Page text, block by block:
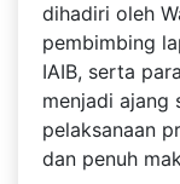
dihadiri oleh
pembimbing
IAIB, serta
menjadi ajang
pelaksanaan
dan penuh